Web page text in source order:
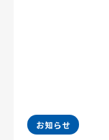
お知らせ